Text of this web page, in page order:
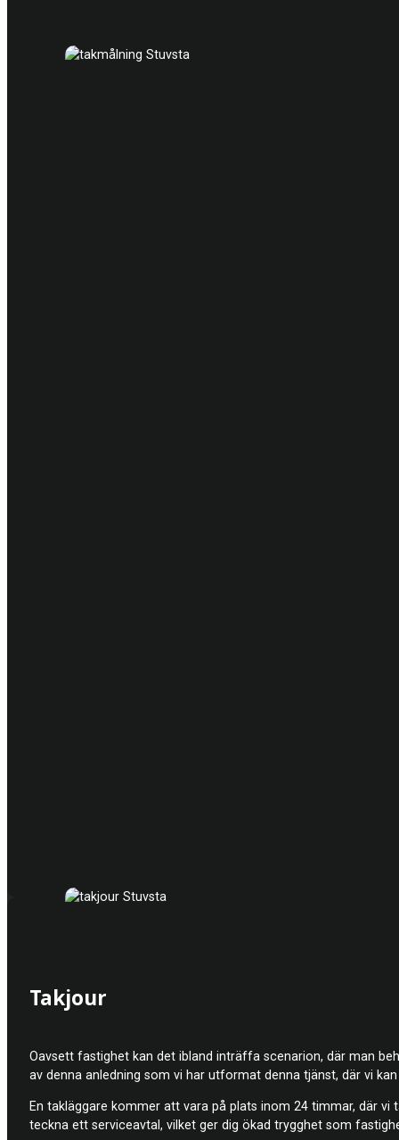
Takjour
Oavsett fastighet kan det ibland inträffa scenarion, där man
av denna anledning som vi har utformat denna tjänst, där vi
En takläggare kommer att vara på plats inom 24 timmar, där
teckna ett serviceavtal, vilket ger dig ökad trygghet som